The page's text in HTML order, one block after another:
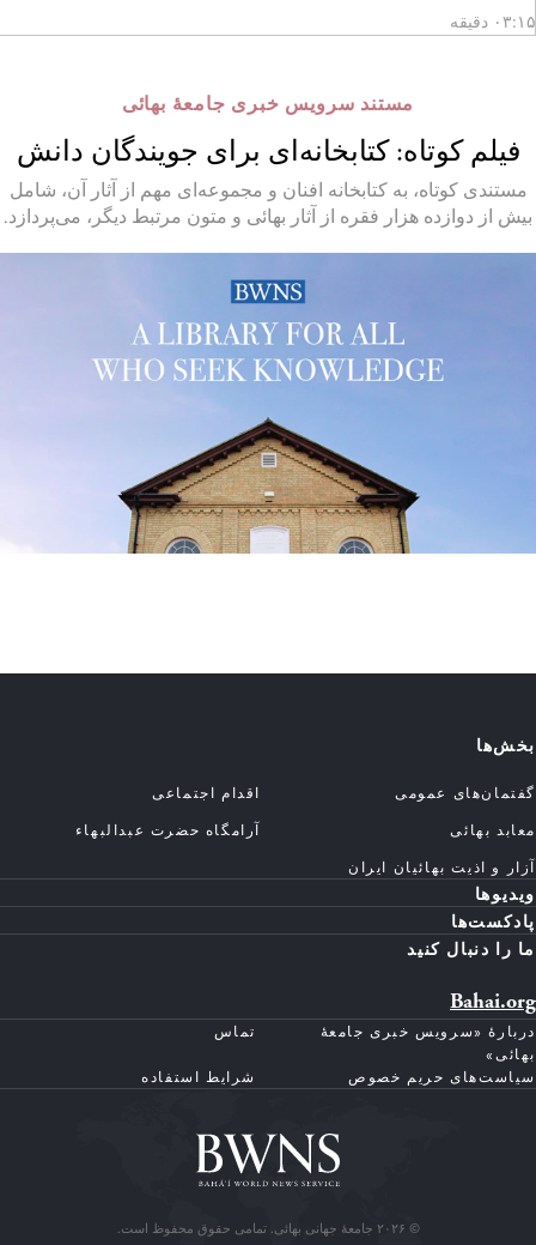
۰۳:۱۵ دقیقه
مستند سرویس خبری جامعهٔ بهائی
فیلم کوتاه: کتابخانه‌ای برای جویندگان دانش
مستندی کوتاه، به کتابخانه افنان و مجموعه‌ای مهم از آثار آن، شامل
بیش از دوازده هزار فقره از آثار بهائی و متون مرتبط دیگر، می‌پردازد.
بخش‌ها
گفتمان‌های عمومی
اقدام اجتماعی
معابد بهائی
آرامگاه حضرت عبدالبهاء
آزار و اذیت بهائیان ایران
ویدیوها
پادکست‌ها
ما را دنبال کنید
Bahai.org
دربارهٔ «سرویس خبری جامعهٔ
بهائی»
تماس
سیاست‌های حریم خصوص شرایط استفاده
© ۲۰۲۶ جامعهٔ جهانی بهائی. تمامی حقوق محفوظ است.